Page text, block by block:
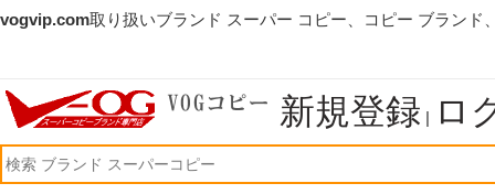
vogvip.com取り扱いブランド スーパー コピー、コピー ブランド
新規登録 | ロ